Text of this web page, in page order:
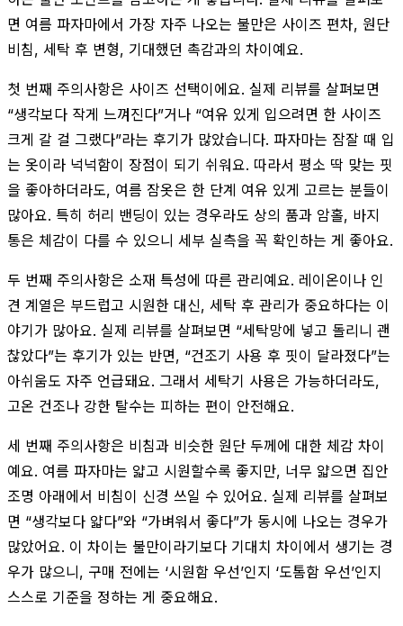
면 여름 파자마에서 가장 자주 나오는 불만은 사이즈 편차, 원단
비침, 세탁 후 변형, 기대했던 촉감과의 차이예요.
첫 번째 주의사항은 사이즈 선택이에요. 실제 리뷰를 살펴보면
“생각보다 작게 느껴진다”거나 “여유 있게 입으려면 한 사이즈
크게 갈 걸 그랬다”라는 후기가 많았습니다. 파자마는 잠잘 때 입
는 옷이라 넉넉함이 장점이 되기 쉬워요. 따라서 평소 딱 맞는 핏
을 좋아하더라도, 여름 잠옷은 한 단계 여유 있게 고르는 분들이
많아요. 특히 허리 밴딩이 있는 경우라도 상의 품과 암홀, 바지
통은 체감이 다를 수 있으니 세부 실측을 꼭 확인하는 게 좋아요.
두 번째 주의사항은 소재 특성에 따른 관리예요. 레이온이나 인
견 계열은 부드럽고 시원한 대신, 세탁 후 관리가 중요하다는 이
야기가 많아요. 실제 리뷰를 살펴보면 “세탁망에 넣고 돌리니 괜
찮았다”는 후기가 있는 반면, “건조기 사용 후 핏이 달라졌다”는
아쉬움도 자주 언급돼요. 그래서 세탁기 사용은 가능하더라도,
고온 건조나 강한 탈수는 피하는 편이 안전해요.
세 번째 주의사항은 비침과 비슷한 원단 두께에 대한 체감 차이
예요. 여름 파자마는 얇고 시원할수록 좋지만, 너무 얇으면 집안
조명 아래에서 비침이 신경 쓰일 수 있어요. 실제 리뷰를 살펴보
면 “생각보다 얇다”와 “가벼워서 좋다”가 동시에 나오는 경우가
많았어요. 이 차이는 불만이라기보다 기대치 차이에서 생기는 경
우가 많으니, 구매 전에는 ‘시원함 우선’인지 ‘도톰함 우선’인지
스스로 기준을 정하는 게 중요해요.